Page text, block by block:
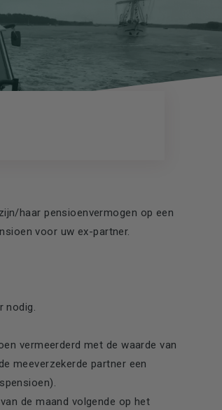
haar pensioenvermogen op een
voor uw ex-partner.
nodig.
vermeerderd met de waarde van
meeverzekerde partner een
de maand volgende op het